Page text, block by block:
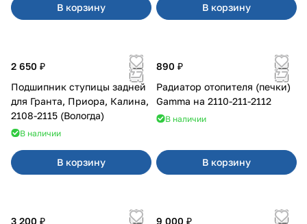
В корзину В корзину
2 650 ₽
Подшипник ступицы задней
для Гранта, Приора, Калина,
2108-2115 (Вологда)
В наличии
В корзину
890 ₽
Радиатор отопителя (печки)
Gamma на 2110-211-2112
В наличии
В корзину
3 200 ₽
9 000 ₽